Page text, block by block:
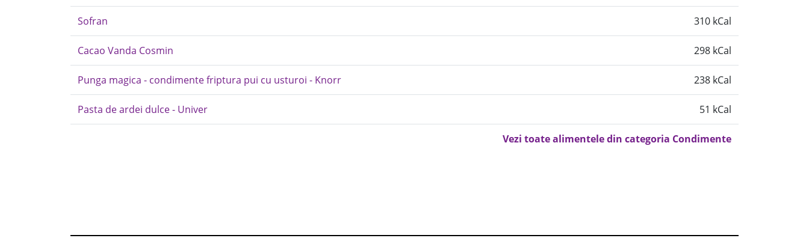
Sofran 310 kCal
Cacao Vanda Cosmin 298 kCal
Punga magica - condimente friptura pui cu usturoi - Knorr 238 kCal
Pasta de ardei dulce - Univer 51 kCal
Vezi toate alimentele din categoria Condimente